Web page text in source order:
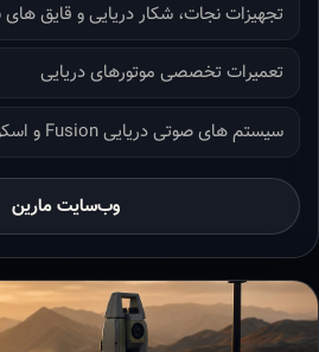
تجهیزات نجات، شکار دریایی و قایق های
تعمیرات تخصصی موتورهای دریایی
سیستم های صوتی دریایی Fusion و اسکوترهای یاماها
وب‌سایت مارین